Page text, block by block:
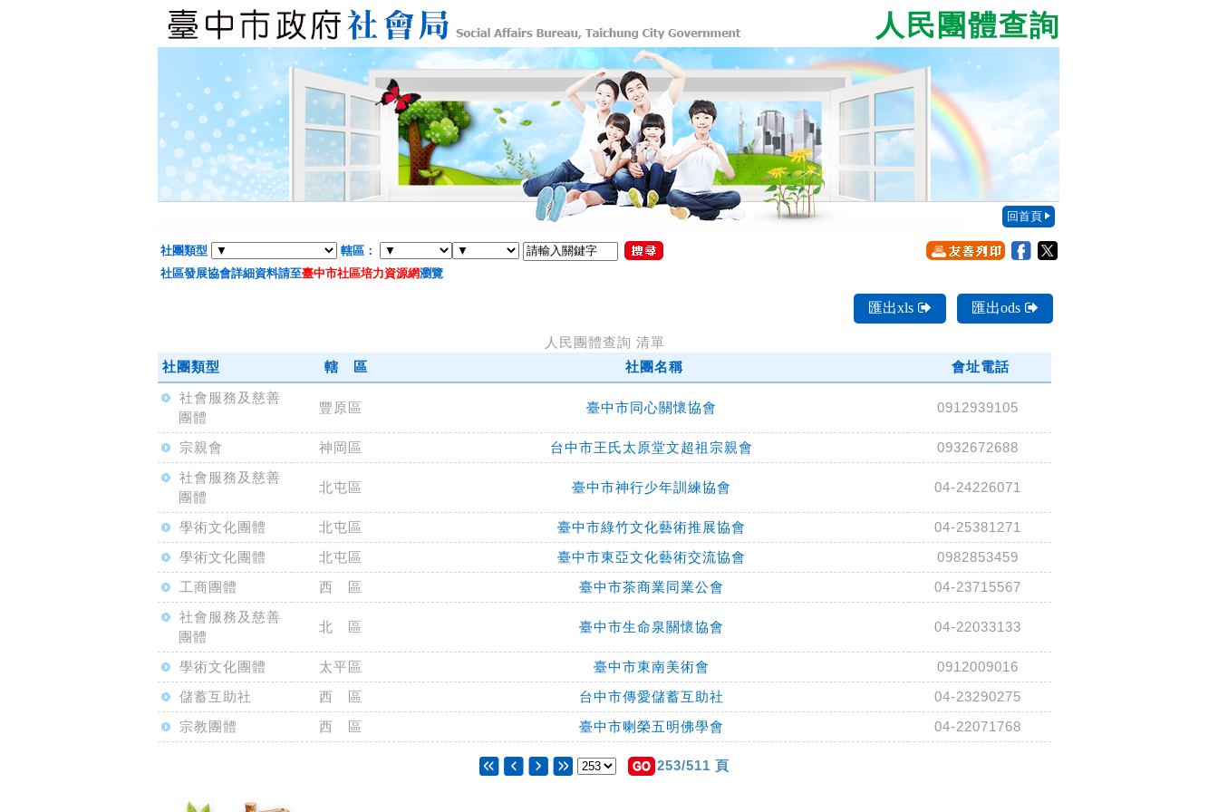
人民團體查詢
回首頁
社團類型
轄區：
社區發展協會詳細資料請至臺中市社區培力資源網瀏覽
匯出xls 匯出ods
人民團體查詢 清單
社團類型
轄 區 社團名稱
會址電話
社會服務及慈善
團體
豐原區 臺中市同心關懷協會 0912939105
宗親會 神岡區 台中市王氏太原堂文超祖宗親會
0932672688
社會服務及慈善
團體
北屯區 臺中市神行少年訓練協會 04-24226071
學術文化團體 北屯區 臺中市綠竹文化藝術推展協會
04-25381271
學術文化團體
北屯區 臺中市東亞文化藝術交流協會
0982853459
工商團體
西 區 臺中市茶商業同業公會
04-23715567
社會服務及慈善
團體
北 區 臺中市生命泉關懷協會 04-22033133
學術文化團體 太平區 臺中市東南美術會
0912009016
儲蓄互助社
西 區 台中市傳愛儲蓄互助社
04-23290275
宗教團體
西 區 臺中市喇榮五明佛學會 04-22071768
253/511 頁